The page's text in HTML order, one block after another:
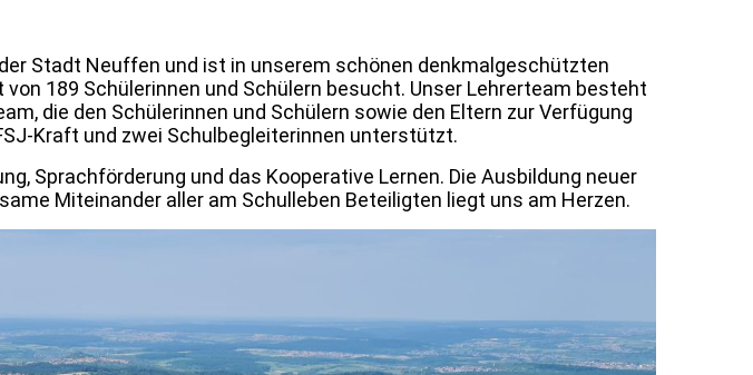
der Stadt Neuffen und ist in unserem schönen denkmalgeschützten
von 189 Schülerinnen und Schülern besucht. Unser Lehrerteam besteht
, die den Schülerinnen und Schülern sowie den Eltern zur Verfügung
Kraft und zwei Schulbegleiterinnen unterstützt.
Sprachförderung und das Kooperative Lernen. Die Ausbildung neuer
Miteinander aller am Schulleben Beteiligten liegt uns am Herzen.